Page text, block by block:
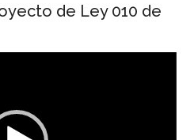
de Ley 010 de